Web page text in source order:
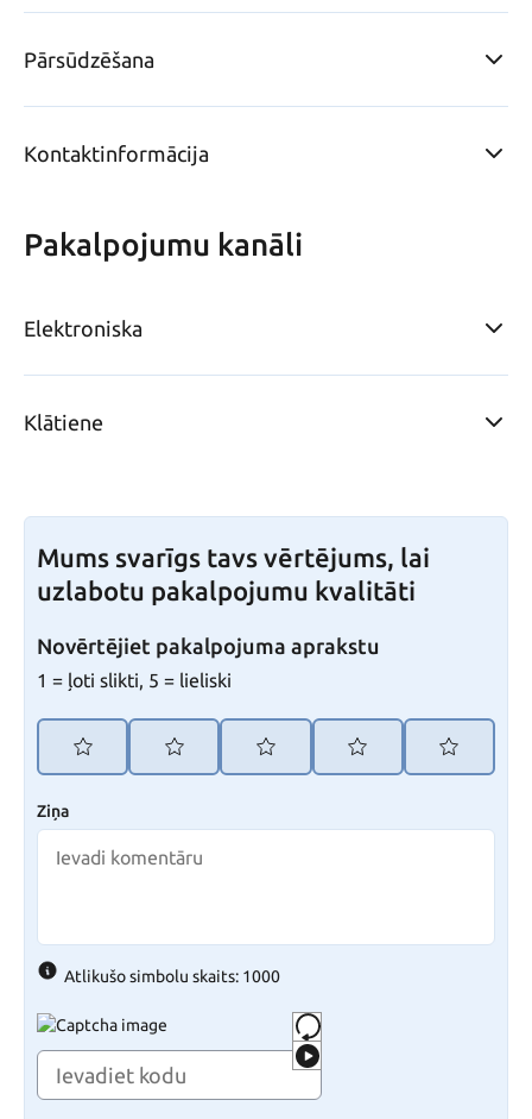
Pārsūdzēšana
Kontaktinformācija
Pakalpojumu kanāli
Elektroniska
Klātiene
Mums svarīgs tavs vērtējums, lai
uzlabotu pakalpojumu kvalitāti
Novērtējiet pakalpojuma aprakstu
1 = ļoti slikti, 5 = lieliski
Ziņa
Atlikušo simbolu skaits: 1000